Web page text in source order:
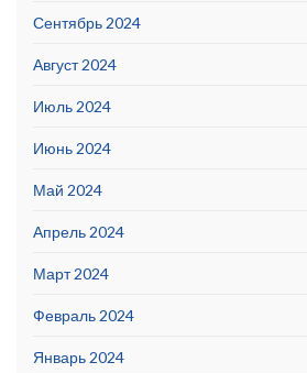
Сентябрь 2024
Август 2024
Июль 2024
Июнь 2024
Май 2024
Апрель 2024
Март 2024
Февраль 2024
Январь 2024